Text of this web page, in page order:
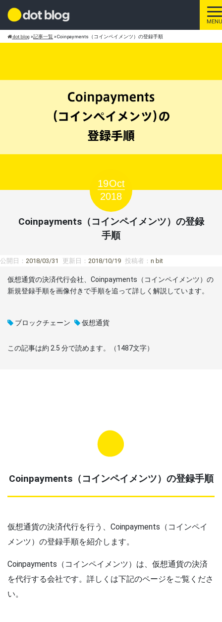
MENU
dot blog »記事一覧»Coinpayments（コインペイメンツ）の登録手順
19Oct
2018
Coinpayments（コインペイメンツ）の登録
手順
公開日： 2018/03/31 更新日： 2018/10/19 投稿者： n bit
仮想通貨の決済代行会社、Coinpayments（コインペイメンツ）の
新規登録手順を画像付きで手順を追って詳しく解説しています。
ブロックチェーン 仮想通貨
この記事は約 2.5 分で読めます。（1487文字）
Coinpayments（コインペイメンツ）の登録手順
仮想通貨の決済代行を行う、Coinpayments（コインペイ
メンツ）の登録手順を紹介します。
Coinpayments（コインペイメンツ）は、仮想通貨の決済
を代行する会社です。詳しくは下記のページをご覧くださ
い。